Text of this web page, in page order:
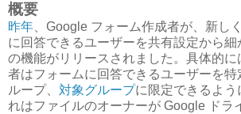
概要
昨年 、Google フォーム作成者が、新し
に回答できるユーザーを共有設定から
の機能がリリースされました。具体的
者はフォームに回答できるユーザーを
ループ、 対象グループに限定できるよう
れはファイルのオーナーが Google ドラ